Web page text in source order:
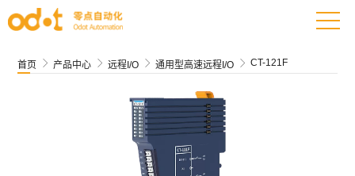
首页  产品中心  远程I/O  通用型高速远程I/O  CT-121F